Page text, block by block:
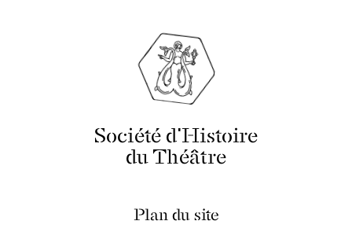
Société d'Histoire
du Théâtre
Plan du site